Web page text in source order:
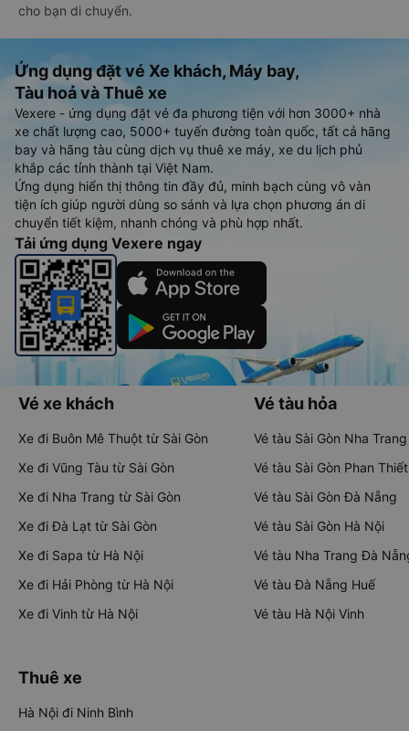
cho bạn di chuyển.
Ứng dụng đặt vé Xe khách, Máy bay,
Tàu hoả và Thuê xe
Vexere - ứng dụng đặt vé đa phương tiện với hơn 3000+ nhà
xe chất lượng cao, 5000+ tuyến đường toàn quốc, tất cả hãng
bay và hãng tàu cùng dịch vụ thuê xe máy, xe du lịch phủ
khắp các tỉnh thành tại Việt Nam.
Ứng dụng hiển thị thông tin đầy đủ, minh bạch cùng vô vàn
tiện ích giúp người dùng so sánh và lựa chọn phương án di
chuyển tiết kiệm, nhanh chóng và phù hợp nhất.
Tải ứng dụng Vexere ngay
Vé xe khách
Xe đi Buôn Mê Thuột từ Sài Gòn
Xe đi Vũng Tàu từ Sài Gòn
Xe đi Nha Trang từ Sài Gòn
Xe đi Đà Lạt từ Sài Gòn
Xe đi Sapa từ Hà Nội
Xe đi Hải Phòng từ Hà Nội
Xe đi Vinh từ Hà Nội
Vé tàu hỏa
Vé tàu Sài Gòn Nha Trang
Vé tàu Sài Gòn Phan Thiết
Vé tàu Sài Gòn Đà Nẵng
Vé tàu Sài Gòn Hà Nội
Vé tàu Nha Trang Đà
Vé tàu Đà Nẵng Huế
Vé tàu Hà Nội Vinh
Thuê xe
Hà Nội đi Ninh Bình